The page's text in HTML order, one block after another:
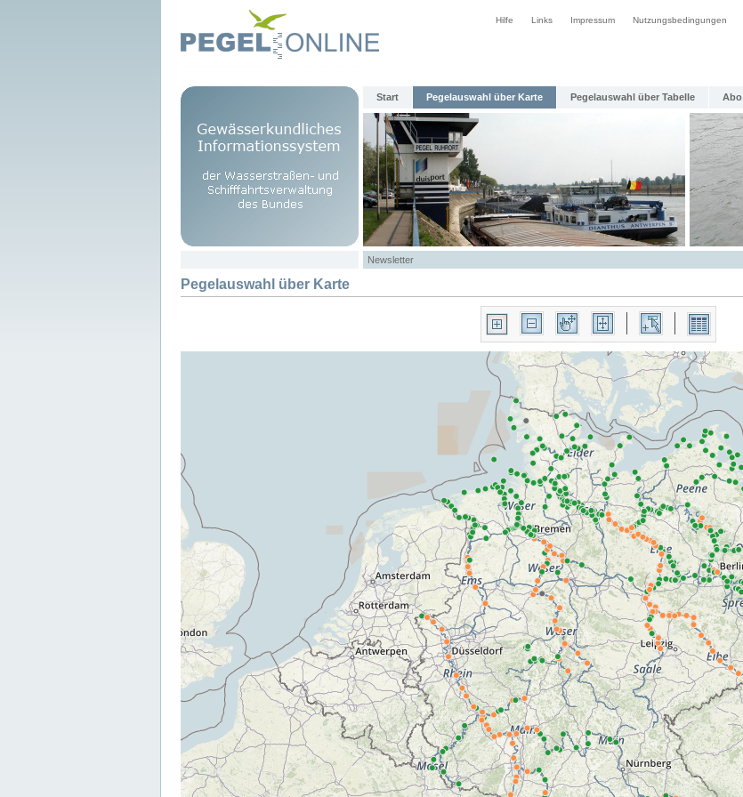
Hilfe Links Impressum Nutzungsbedingungen
Start Pegelauswahl über Karte Pegelauswahl über Tabelle Abo
Newsletter
Pegelauswahl über Karte